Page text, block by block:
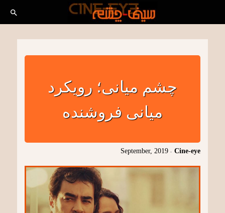
چشم میانی؛ رویکرد
میانی فروشنده
Cine-eye
-
September, 2019